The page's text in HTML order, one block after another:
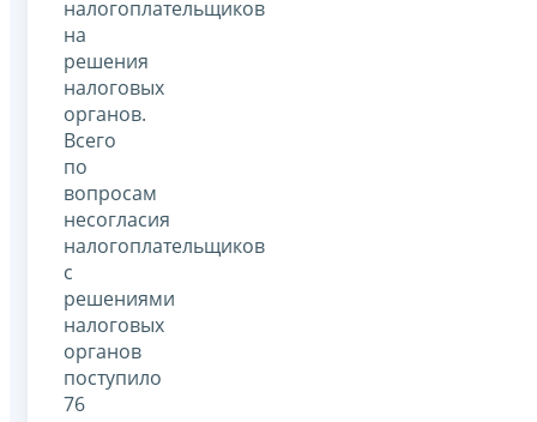
налогоплательщиков
на
решения
налоговых
органов.
Всего
по
вопросам
несогласия
налогоплательщиков
с
решениями
налоговых
органов
поступило
76